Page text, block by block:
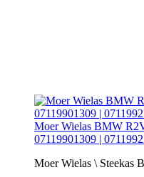
Moer Wielas BMW
07119901309 |
Moer Wielas \ Steekas